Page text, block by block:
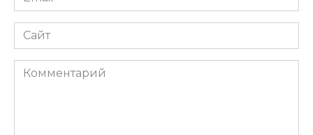
*
Сайт
Комментарий